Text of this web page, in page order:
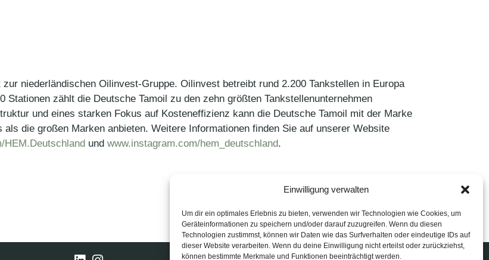
Einwilligung verwalten
Um dir ein optimales Erlebnis zu bieten, verwenden wir Technologien wie Cookies, um
Geräteinformationen zu speichern und/oder darauf zuzugreifen. Wenn du diesen
Technologien zustimmst, können wir Daten wie das Surfverhalten oder eindeutige IDs auf
dieser Website verarbeiten. Wenn du deine Einwilligung nicht erteilst oder zurückziehst,
können bestimmte Merkmale und Funktionen beeinträchtigt werden.
niederländischen Oilinvest-Gruppe. Oilinvest betreibt rund 2.200 Tankstellen in Europa
zählt die Deutsche Tamoil zu den zehn größten Tankstellenunternehmen
und eines starken Fokus auf Kosteneffizienz kann die Deutsche Tamoil mit der Marke
die großen Marken anbieten. Weitere Informationen finden Sie auf unserer Website
HEM.Deutschland und www.instagram.com/hem_deutschland.